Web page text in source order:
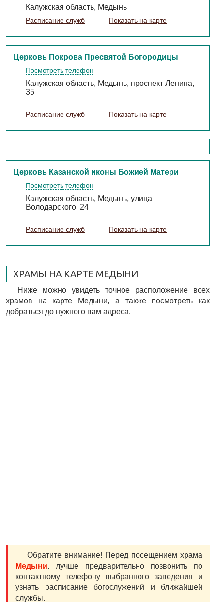
Калужская область, Медынь
Расписание служб Показать на карте
Церковь Покрова Пресвятой Богородицы
Посмотреть телефон
Калужская область, Медынь, проспект Ленина,
35
Расписание служб Показать на карте
Церковь Казанской иконы Божией Матери
Посмотреть телефон
Калужская область, Медынь, улица
Володарского, 24
Расписание служб Показать на карте
ХРАМЫ НА КАРТЕ МЕДЫНИ
Ниже можно увидеть точное расположение всех
храмов на карте Медыни, а также посмотреть как
добраться до нужного вам адреса.
Обратите внимание! Перед посещением храма
Медыни, лучше предварительно позвонить по
контактному телефону выбранного заведения и
узнать расписание богослужений и ближайшей
службы.